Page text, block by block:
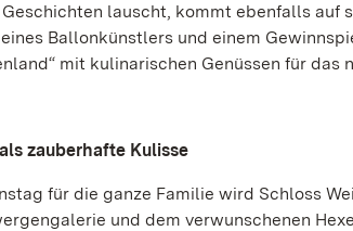
lauscht, kommt ebenfalls auf
Ballonkünstlers und einem
mit kulinarischen Genüssen für das
zauberhafte Kulisse
für die ganze Familie wird Schloss
und dem verwunschenen